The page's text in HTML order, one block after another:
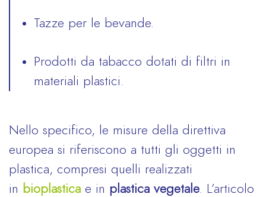
Tazze per le bevande.
Prodotti da tabacco dotati di filtri in
materiali plastici.
Nello specifico, le misure della direttiva
europea si riferiscono a tutti gli oggetti in
plastica, compresi quelli realizzati
in bioplastica e in plastica vegetale . L’articolo